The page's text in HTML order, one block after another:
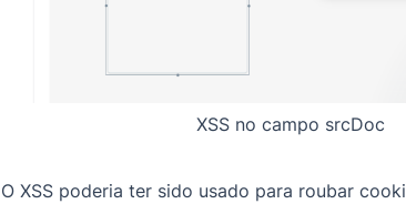
XSS no campo srcDoc
O XSS poderia ter sido usado para roubar